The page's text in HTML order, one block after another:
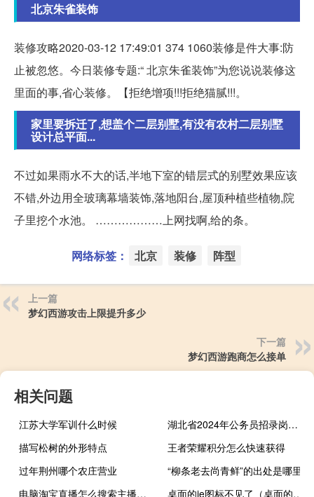
北京朱雀装饰
装修攻略2020-03-12 17:49:01 374 1060装修是件大事:防
止被忽悠。今日装修专题:“ 北京朱雀装饰”为您说说装修这
里面的事,省心装修。【拒绝增项!!!拒绝猫腻!!!。
家里要拆迁了,想盖个二层别墅,有没有农村二层别墅
设计总平面...
不过如果雨水不大的话,半地下室的错层式的别墅效果应该
不错,外边用全玻璃幕墙装饰,落地阳台,屋顶种植些植物,院
子里挖个水池。 ………………上网找啊,给的条。
网络标签： 北京 装修 阵型
上一篇
梦幻西游攻击上限提升多少
下一篇
梦幻西游跑商怎么接单
相关问题
江苏大学军训什么时候
湖北省2024年公务员招录岗位查询
描写松树的外形特点
王者荣耀积分怎么快速获得
过年荆州哪个农庄营业
“柳条老去尚青鲜”的出处是哪里
电脑淘宝直播怎么搜索主播号（电脑淘宝直播怎么搜索主播）
桌面的ie图标不见了（桌面的ie图标删不掉）